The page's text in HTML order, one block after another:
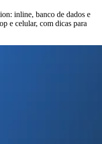
inline, banco de dados e
e celular, com dicas para